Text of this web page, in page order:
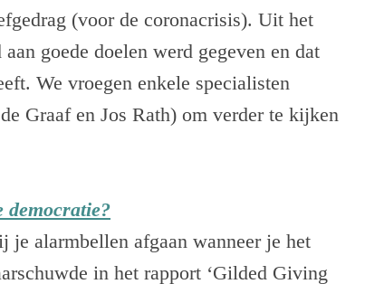
(voor de coronacrisis). Uit het
goede doelen werd gegeven en dat
We vroegen enkele specialisten
Graaf en Jos Rath) om verder te kijken
je alarmbellen afgaan wanneer je het
in het rapport ‘Gilded Giving